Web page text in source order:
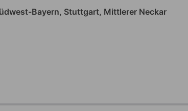
Bayern, Stuttgart, Mittlerer Neckar